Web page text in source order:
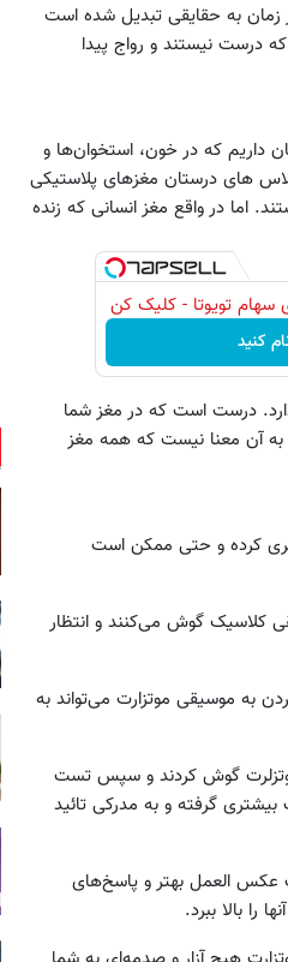
زمان به حقایقی تبدیل شده است
درست نیستند و رواج پیدا
داریم که در خون، استخوان‌ها و
های درستان مغزهای پلاستیکی
اما در واقع مغز انسانی که زنده
سهام تویوتا - کلیک کن
کنید
درست است که در مغز شما
به آن معنا نیست که همه مغز
کرده و حتی ممکن است
کلاسیک گوش می‌کنند و انتظار
به موسیقی موتزارت می‌تواند به
دانشجو در دانشگاه کالیفرنیا حدود ۱۰ دقیقه به موتزلرت گوش کردند و سپس تست
این فرضیه قوت بیشتری گرفته و به مدرکی تائید
عکس العمل بهتر و پاسخ‌های
بالا ببرد.